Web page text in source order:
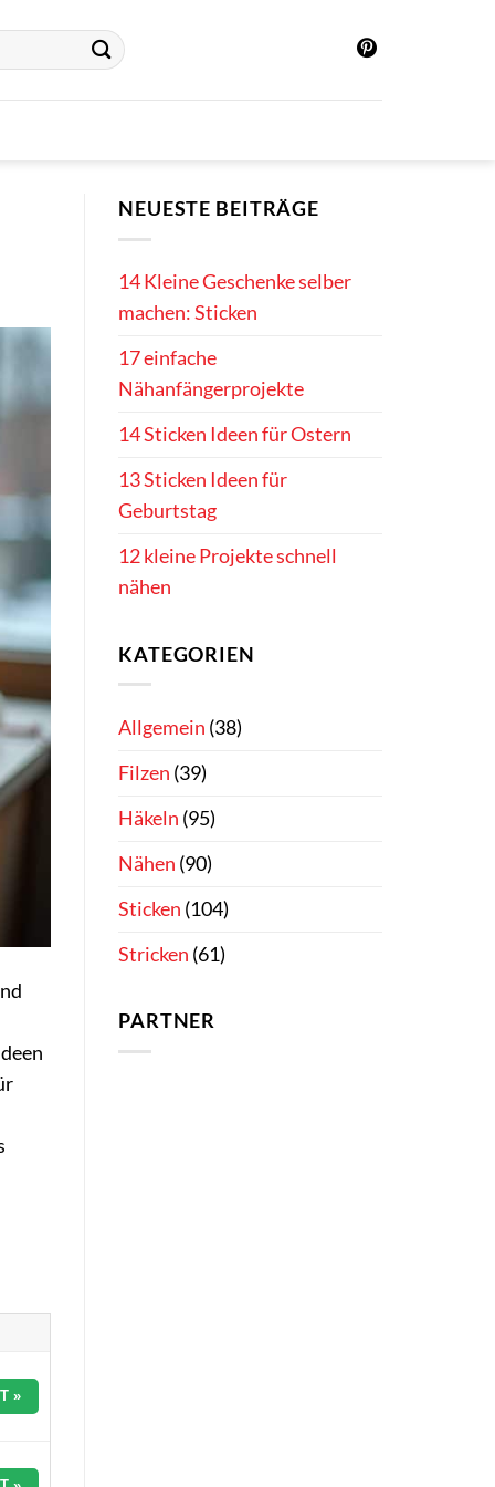
»
NEUESTE BEITRÄGE
14 Kleine Geschenke selber
machen: Sticken
17 einfache
Nähanfängerprojekte
14 Sticken Ideen für Ostern
13 Sticken Ideen für
Geburtstag
12 kleine Projekte schnell
nähen
KATEGORIEN
Allgemein (38)
Filzen (39)
Häkeln (95)
Nähen (90)
Sticken (104)
Stricken (61)
PARTNER